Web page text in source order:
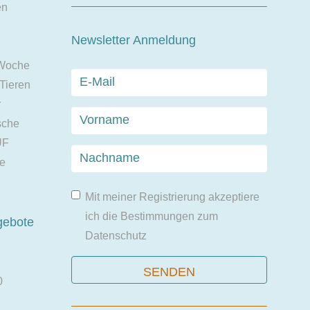
Newsletter Anmeldung
Mit meiner Registrierung akzeptiere
ich die Bestimmungen zum
Datenschutz